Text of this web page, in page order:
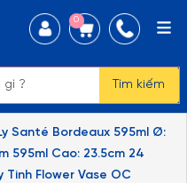
Tìm kiếm
0
Santé Bordeaux 595ml Ø:
595ml Cao: 23.5cm 24
Flower Vase OC